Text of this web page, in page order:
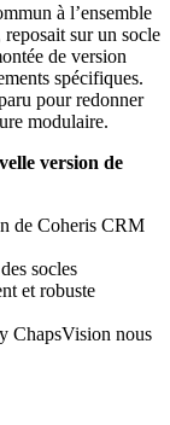
à l’ensemble
sur un socle
de version
spécifiques.
pour redonner
modulaire.
version de
de Coheris CRM
socles
et robuste
ChapsVision nous